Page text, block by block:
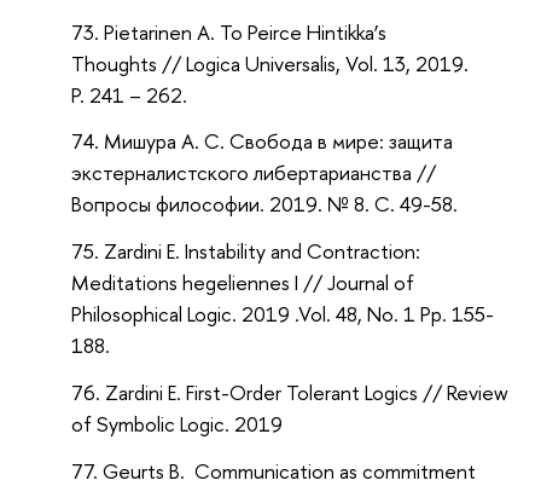
Pietarinen A. To Peirce Hintikka’s
Thoughts // Logica Universalis, Vol. 13, 2019.
P. 241 – 262.
Мишура А. С. Свобода в мире: защита
экстерналистского либертарианства //
Вопросы философии. 2019. № 8. С. 49-58.
Zardini E. Instability and Contraction:
Meditations hegeliennes I // Journal of
Philosophical Logic. 2019 .Vol. 48, No. 1 Pp. 155-
188.
Zardini E. First-Order Tolerant Logics // Review
of Symbolic Logic. 2019
Geurts B. Communication as commitment